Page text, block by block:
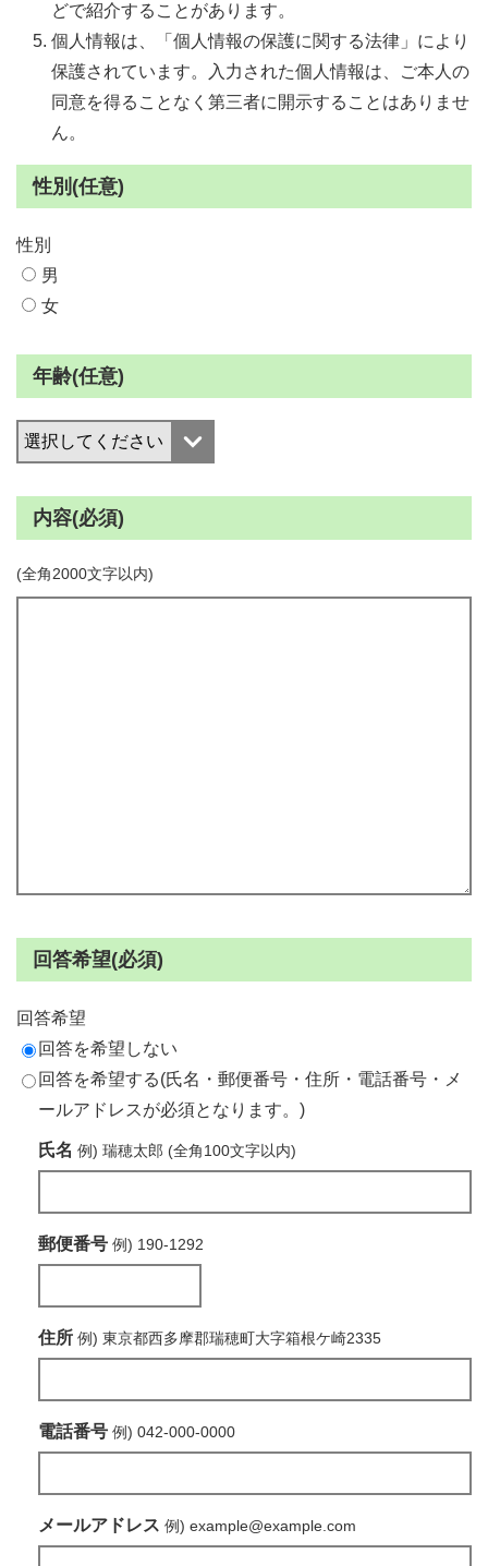
どで紹介することがあります。
個人情報は、「個人情報の保護に関する法律」により
保護されています。入力された個人情報は、ご本人の
同意を得ることなく第三者に開示することはありませ
ん。
性別(任意)
性別
男
女
年齢(任意)
内容(必須)
(全角2000文字以内)
回答希望(必須)
回答希望
回答を希望しない
回答を希望する(氏名・郵便番号・住所・電話番号・メ
ールアドレスが必須となります。)
氏名 例) 瑞穂太郎 (全角100文字以内)
郵便番号 例) 190-1292
住所 例) 東京都西多摩郡瑞穂町大字箱根ケ崎2335
電話番号 例) 042-000-0000
メールアドレス 例) example@example.com